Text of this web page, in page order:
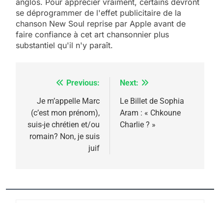
anglos. Pour apprécier vraiment, certains devront
se déprogrammer de l'effet publicitaire de la
chanson New Soul reprise par Apple avant de
faire confiance à cet art chansonnier plus
substantiel qu'il n'y paraît.
Navigation
de
l’article
Previous:
Je m’appelle Marc
(c’est mon prénom),
suis-je chrétien et/ou
romain? Non, je suis
juif
Next:
Le Billet de Sophia
Aram : « Chkoune
Charlie ? »
l’antisémitisme
FIÈRE, DIGNE ET RÉSILIENTE :
POURQUOI JE REVENDIQUE
Zrihen-Dvir
CE QUI NOUS MANQUE –
Jacques Hadida
JUDAISME
Azilal consacrés produits
DAFINA MAROC